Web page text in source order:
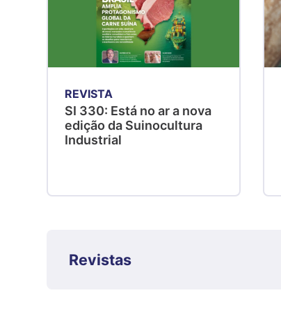
REVISTA
SI 330: Está no ar a nova
edição da Suinocultura
Industrial
Revistas